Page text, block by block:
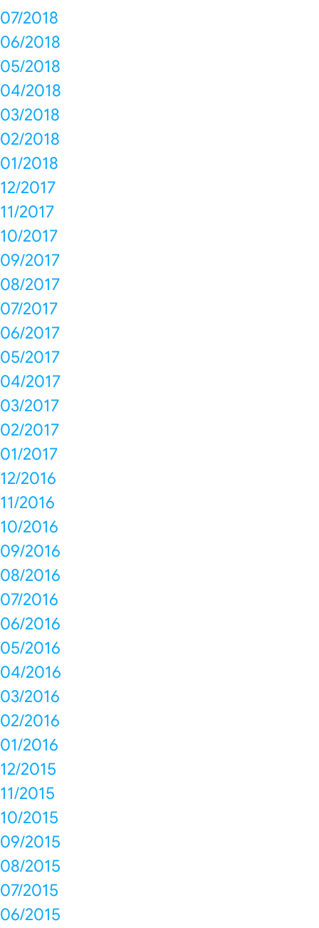
07/2018
06/2018
05/2018
04/2018
03/2018
02/2018
01/2018
12/2017
11/2017
10/2017
09/2017
08/2017
07/2017
06/2017
05/2017
04/2017
03/2017
02/2017
01/2017
12/2016
11/2016
10/2016
09/2016
08/2016
07/2016
06/2016
05/2016
04/2016
03/2016
02/2016
01/2016
12/2015
11/2015
10/2015
09/2015
08/2015
07/2015
06/2015